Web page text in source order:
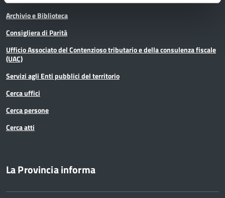
Archivio e Biblioteca
Consigliera di Parità
Ufficio Associato del Contenzioso tributario e della consulenza fiscale
(UAC)
Servizi agli Enti pubblici del territorio
Cerca uffici
Cerca persone
Cerca atti
La Provincia informa